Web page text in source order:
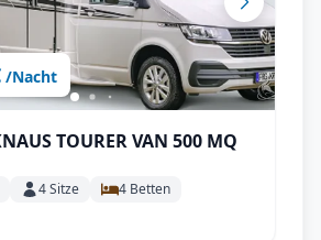
/Nacht
BULLI - KNAUS TOURER VAN 500 MQ
4Sitze 4 Betten